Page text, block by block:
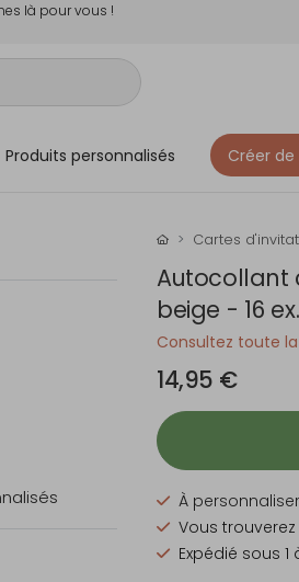
là pour vous !
Produits personnalisés Créer de
Cartes
Autocollant
beige - 16 ex.
Consultez toute
14,95 €
À
Vous trouverez
Expédié sous